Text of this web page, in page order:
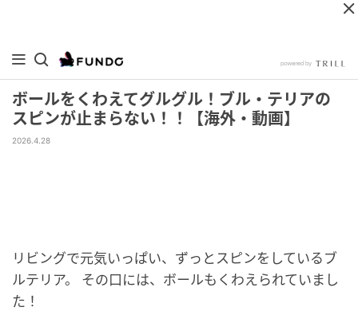
ボールをくわえてグルグル！ブル・テリアの
スピンが止まらない！！【海外・動画】
2026.4.28
リビングで元気いっぱい、ずっとスピンをしているブ
ルテリア。 その口には、ボールもくわえられていまし
た！